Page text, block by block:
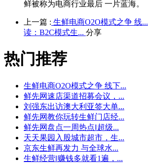
鲜被称为电商行业最后 一片蓝海。
上一篇 : 生鲜电商O2O模式之争 线...
读：B2C模式生... 分享
热门推荐
生鲜电商O2O模式之争 线下...
鲜先网速店渠道招募会议，...
刘强东出访澳大利亚签大单...
鲜先网教你玩转生鲜门店经...
鲜先网盘点一周热点‖超级...
天天果园入股城市超市，生...
京东生鲜再发力 与全球水...
生鲜经营‖赚钱多就看1遍，...